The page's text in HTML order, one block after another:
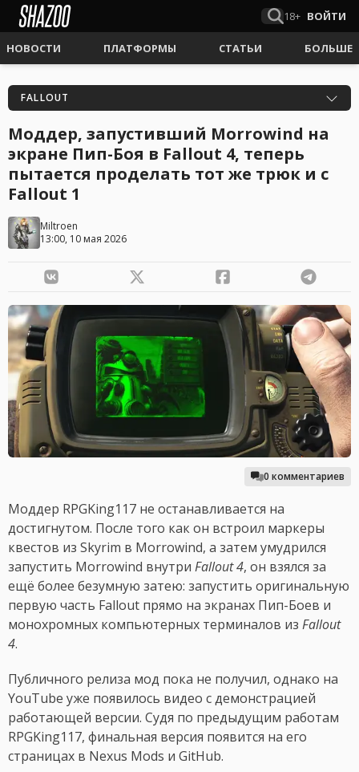
18+ ВОЙТИ
НОВОСТИ ПЛАТФОРМЫ СТАТЬИ БОЛЬШЕ
FALLOUT
Моддер, запустивший Morrowind на
экране Пип-Боя в Fallout 4, теперь
пытается проделать тот же трюк и с
Fallout 1
Miltroen
13:00, 10 мая 2026
0 комментариев
Моддер RPGKing117 не останавливается на
достигнутом. После того как он встроил маркеры
квестов из Skyrim в Morrowind, а затем умудрился
запустить Morrowind внутри Fallout 4, он взялся за
ещё более безумную затею: запустить оригинальную
первую часть Fallout прямо на экранах Пип-Боев и
монохромных компьютерных терминалов из Fallout
4.
Публичного релиза мод пока не получил, однако на
YouTube уже появилось видео с демонстрацией
работающей версии. Судя по предыдущим работам
RPGKing117, финальная версия появится на его
страницах в Nexus Mods и GitHub.